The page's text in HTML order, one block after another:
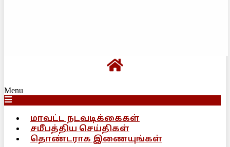
Menu
மாவட்ட நடவடிக்கைகள்
சமீபத்திய செய்திகள்
தொண்டராக இணையுங்கள்